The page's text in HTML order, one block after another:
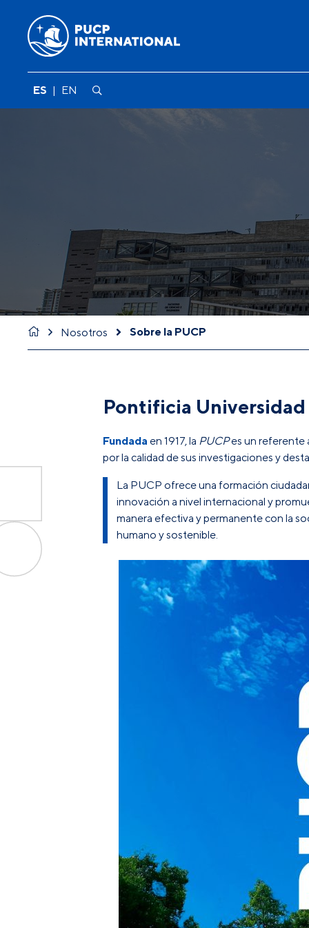
ES | EN
Nosotros Sobre la PUCP
Pontificia
Fundada en 1917, la PUCPes un referente
por la calidad de sus investigaciones y
La PUCP ofrece una formación
innovación a nivel internacional y
manera efectiva y permanente con la
humano y sostenible.